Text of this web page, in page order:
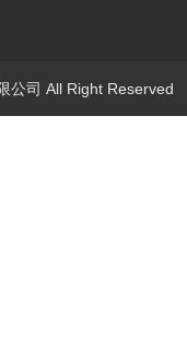
公司 All Right